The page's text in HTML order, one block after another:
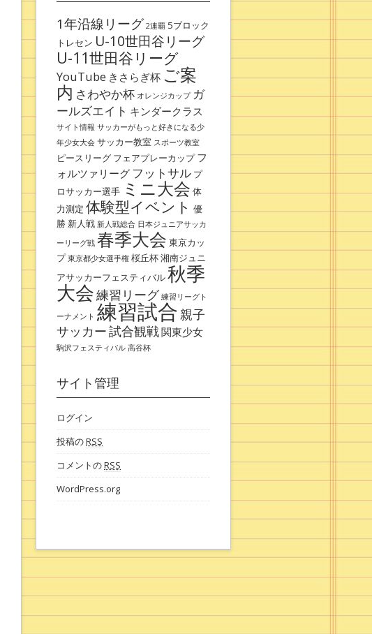
1年沿線リーグ 2連覇 5ブロック
トレセン U-10世田谷リーグ
U-11世田谷リーグ
YouTube きさらぎ杯 ご案
内 さわやか杯 オレンジカップ ガ
ールズエイト キンダークラス
サイト情報 サッカーがもっと好きになる少
年少女大会 サッカー教室 スポーツ教室
ピースリーグ フェアプレーカップ フ
ォルツァリーグ フットサル プ
ロサッカー選手 ミニ大会 体
力測定 体験型イベント 優
勝 新人戦 新人戦総合 日本ジュニアサッカ
ーリーグ戦 春季大会 東京カッ
プ 東京都少女選手権 桜丘杯湘南ジュニ
アサッカーフェスティバル秋季
大会練習リーグ 練習リーグト
ーナメント 練習試合親子
サッカー試合観戦関東少女
駒沢フェスティバル 高谷杯
サイト管理
ログイン
投稿のRSS
コメントのRSS
WordPress.org